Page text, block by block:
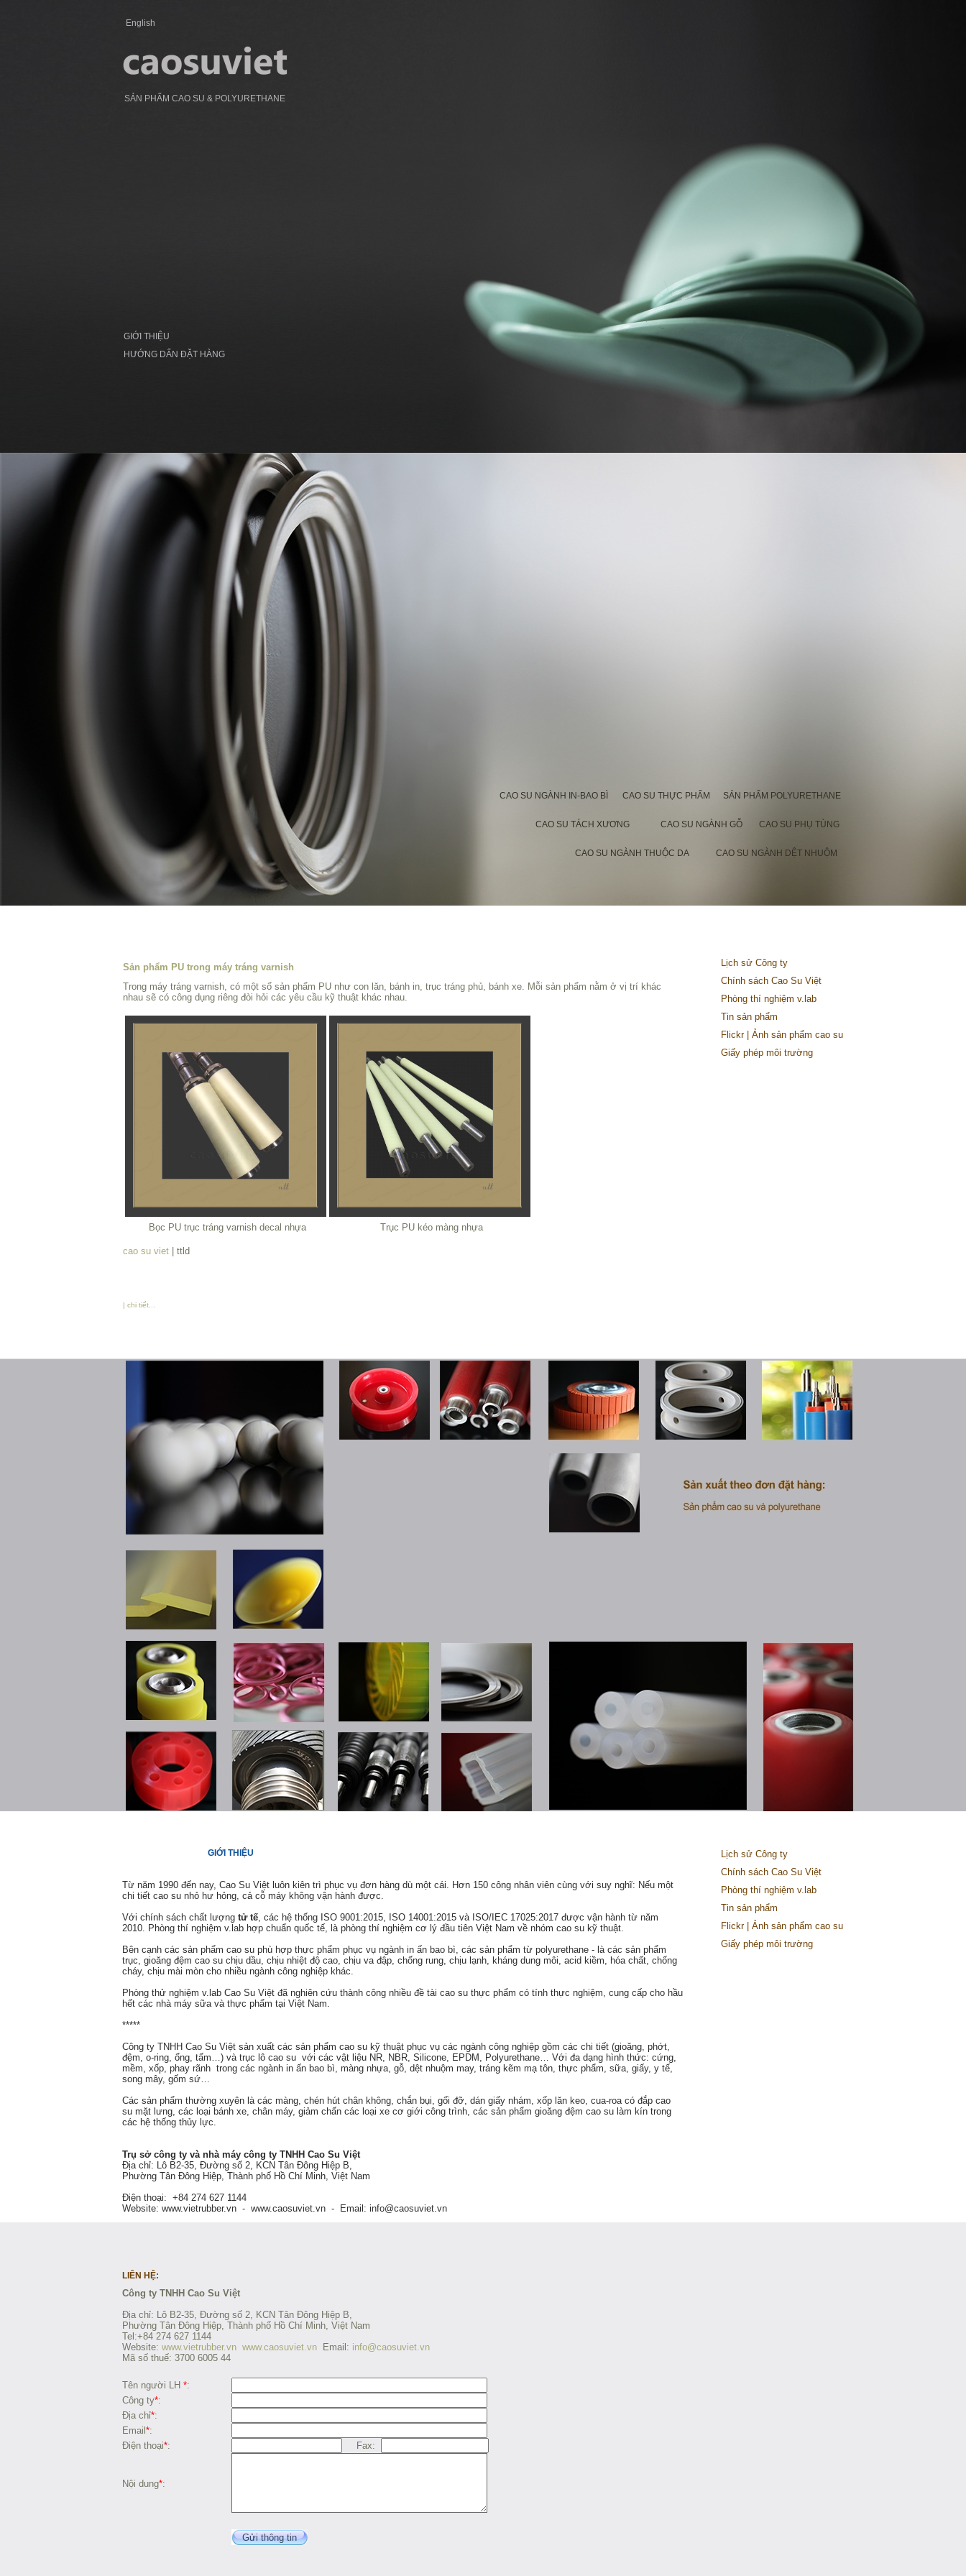
English
SẢN PHẨM CAO SU & POLYURETHANE
GIỚI THIỆU
HƯỚNG DẨN ĐẶT HÀNG
SẢN PHẨM POLYURETHANE
CAO SU THỰC PHẨM
CAO SU NGÀNH IN-BAO BÌ
CAO SU PHỤ TÙNG
CAO SU NGÀNH GỖ
CAO SU TÁCH XƯƠNG
CAO SU NGÀNH THUỘC DA CAO SU NGÀNH DỆT NHUỘM
Sản phẩm PU trong máy tráng varnish
Trong máy tráng varnish, có một số sản phẩm PU như con lăn, bánh in, trục tráng phủ, bánh xe. Mỗi sản phẩm nằm ở vị trí khác
nhau sẽ có công dụng riêng đòi hỏi các yêu cầu kỹ thuật khác nhau.
Bọc PU trục tráng varnish decal nhựa Trục PU kéo màng nhựa
cao su viet | ttld
| chi tiết...
Lịch sử Công ty
Chính sách Cao Su Việt
Phòng thí nghiệm v.lab
Tin sản phẩm
Flickr | Ảnh sản phẩm cao su
Giấy phép môi trường
GIỚI THIỆU
Từ năm 1990 đến nay, Cao Su Việt luôn kiên trì phục vụ đơn hàng dù một cái. Hơn 150 công nhân viên cùng với suy nghĩ: Nếu một
chi tiết cao su nhỏ hư hỏng, cả cỗ máy không vận hành được.
Với chính sách chất lượng tử tế, các hệ thống ISO 9001:2015, ISO 14001:2015 và ISO/IEC 17025:2017 được vận hành từ năm
2010. Phòng thí nghiệm v.lab hợp chuẩn quốc tế, là phòng thí nghiệm cơ lý đầu tiên Việt Nam về nhóm cao su kỹ thuật.
Bên cạnh các sản phẩm cao su phù hợp thực phẩm phục vụ ngành in ấn bao bì, các sản phẩm từ polyurethane - là các sản phẩm
trục, gioăng đệm cao su chịu dầu, chịu nhiệt độ cao, chịu va đập, chống rung, chịu lạnh, kháng dung môi, acid kiềm, hóa chất, chống
cháy, chịu mài mòn cho nhiều ngành công nghiệp khác.
Phòng thử nghiệm v.lab Cao Su Việt đã nghiên cứu thành công nhiều đề tài cao su thực phẩm có tính thực nghiệm, cung cấp cho hầu
hết các nhà máy sữa và thực phẩm tại Việt Nam.
*****
Công ty TNHH Cao Su Việt sản xuất các sản phẩm cao su kỹ thuật phục vụ các ngành công nghiệp gồm các chi tiết (gioăng, phớt,
đệm, o-ring, ống, tấm…) và trục lô cao su với các vật liệu NR, NBR, Silicone, EPDM, Polyurethane… Với đa dạng hình thức: cứng,
mềm, xốp, phay rãnh trong các ngành in ấn bao bì, màng nhựa, gỗ, dệt nhuộm may, tráng kẽm mạ tôn, thực phẩm, sữa, giấy, y tế,
song mây, gốm sứ…
Các sản phẩm thường xuyên là các màng, chén hút chân không, chắn bụi, gối đỡ, dán giấy nhám, xốp lăn keo, cua-roa có đắp cao
su mặt lưng, các loại bánh xe, chân máy, giảm chấn các loại xe cơ giới công trình, các sản phẩm gioăng đệm cao su làm kín trong
các hệ thống thủy lực.
Trụ sở công ty và nhà máy công ty TNHH Cao Su Việt
Địa chỉ: Lô B2-35, Đường số 2, KCN Tân Đông Hiệp B,
Phường Tân Đông Hiệp, Thành phố Hồ Chí Minh, Việt Nam
Điện thoại: +84 274 627 1144
Website: www.vietrubber.vn - www.caosuviet.vn - Email: info@caosuviet.vn
Lịch sử Công ty
Chính sách Cao Su Việt
Phòng thí nghiệm v.lab
Tin sản phẩm
Flickr | Ảnh sản phẩm cao su
Giấy phép môi trường
LIÊN HỆ:
Công ty TNHH Cao Su Việt
Địa chỉ: Lô B2-35, Đường số 2, KCN Tân Đông Hiệp B,
Phường Tân Đông Hiệp, Thành phố Hồ Chí Minh, Việt Nam
Tel:+84 274 627 1144
Website: www.vietrubber.vn www.caosuviet.vn Email: info@caosuviet.vn
Mã số thuế: 3700 6005 44
Tên người LH *:
Công ty*:
Địa chỉ*:
Email *:
Điện thoại*: Fax:
Nội dung*:
Gửi thông tin